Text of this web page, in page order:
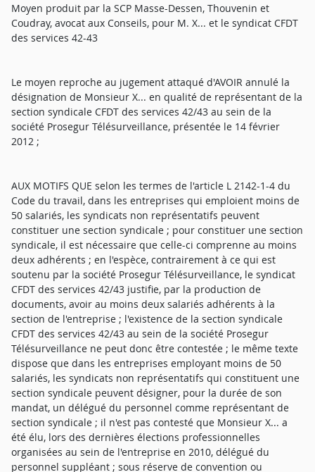
Moyen produit par la SCP Masse-Dessen, Thouvenin et
Coudray, avocat aux Conseils, pour M. X... et le syndicat CFDT
des services 42-43
Le moyen reproche au jugement attaqué d'AVOIR annulé la
désignation de Monsieur X... en qualité de représentant de la
section syndicale CFDT des services 42/43 au sein de la
société Prosegur Télésurveillance, présentée le 14 février
2012 ;
AUX MOTIFS QUE selon les termes de l'article L 2142-1-4 du
Code du travail, dans les entreprises qui emploient moins de
50 salariés, les syndicats non représentatifs peuvent
constituer une section syndicale ; pour constituer une section
syndicale, il est nécessaire que celle-ci comprenne au moins
deux adhérents ; en l'espèce, contrairement à ce qui est
soutenu par la société Prosegur Télésurveillance, le syndicat
CFDT des services 42/43 justifie, par la production de
documents, avoir au moins deux salariés adhérents à la
section de l'entreprise ; l'existence de la section syndicale
CFDT des services 42/43 au sein de la société Prosegur
Télésurveillance ne peut donc être contestée ; le même texte
dispose que dans les entreprises employant moins de 50
salariés, les syndicats non représentatifs qui constituent une
section syndicale peuvent désigner, pour la durée de son
mandat, un délégué du personnel comme représentant de
section syndicale ; il n'est pas contesté que Monsieur X... a
été élu, lors des dernières élections professionnelles
organisées au sein de l'entreprise en 2010, délégué du
personnel suppléant ; sous réserve de convention ou